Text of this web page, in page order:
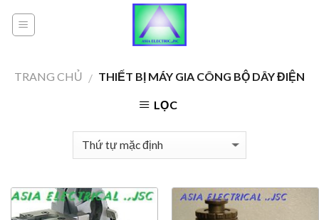
TRANG CHỦ / THIẾT BỊ MÁY GIA CÔNG BỘ DÂY ĐIỆN
LỌC